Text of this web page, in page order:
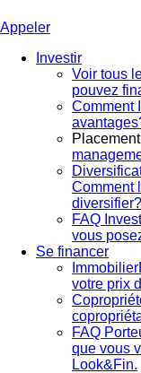
Appeler
Investir
Voir tous
pouvez
Comment
Comment
diversifier?
FAQ
vous
Se financer
Immobilier
votre prix
FAQ
que vous
Look&Fin.